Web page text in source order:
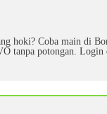
hoki? Coba main di
tanpa potongan.